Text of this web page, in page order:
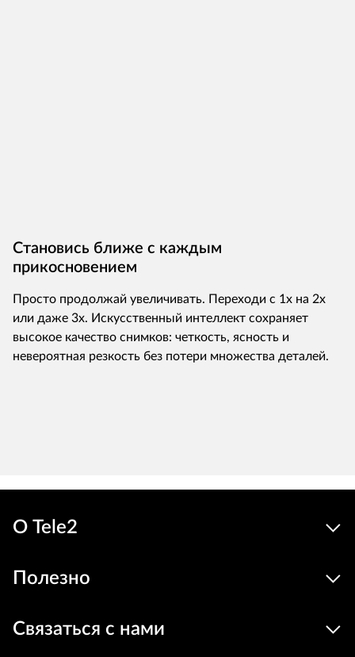
Становись ближе с каждым
прикосновением
Просто продолжай увеличивать. Переходи с 1x на 2x
или даже 3x. Искусственный интеллект сохраняет
высокое качество снимков: четкость, ясность и
невероятная резкость без потери множества деталей.
О Tele2
Полезно
Связаться с нами